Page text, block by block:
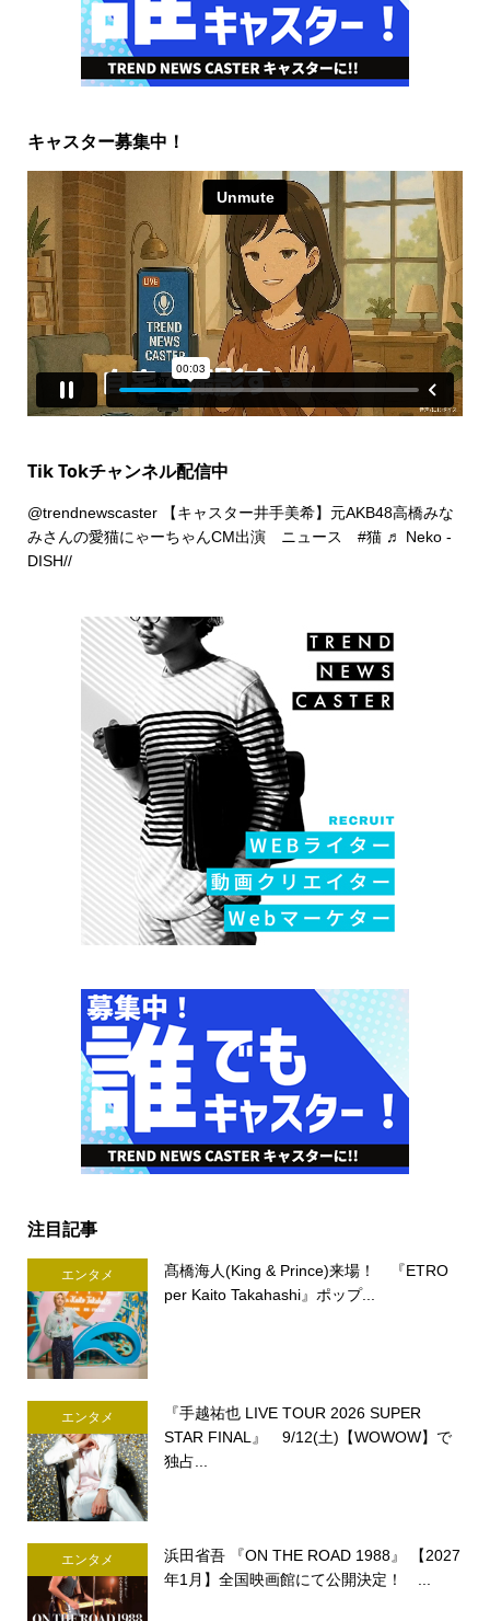
キャスター募集中！
Tik Tokチャンネル配信中
@trendnewscaster【キャスター井手美希】元AKB48高橋みな
みさんの愛猫にゃーちゃんCM出演 ニュース #猫 ♬ Neko -
DISH//
注目記事
エンタメ
髙橋海人(King & Prince)来場！ 『ETRO
per Kaito Takahashi』ポップ...
エンタメ
『手越祐也 LIVE TOUR 2026 SUPER
STAR FINAL』 9/12(土)【WOWOW】で
独占...
エンタメ
浜田省吾 『ON THE ROAD 1988』 【2027
年1月】全国映画館にて公開決定！ ...